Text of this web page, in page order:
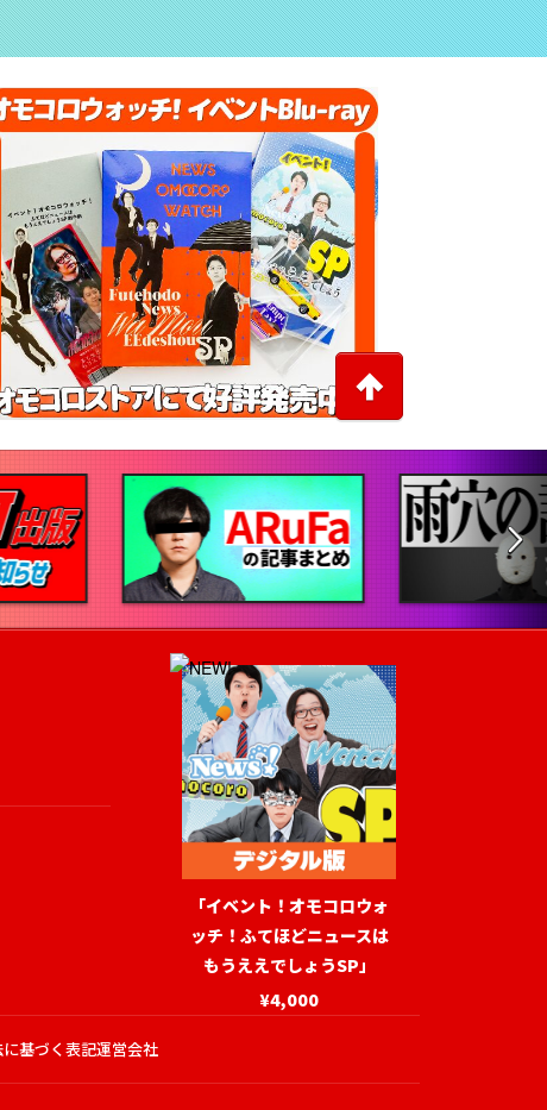
「イベント！オモコロウォ
ッチ！ふてほどニュースは
もうええでしょうSP」
¥4,000
基づく表記運営会社